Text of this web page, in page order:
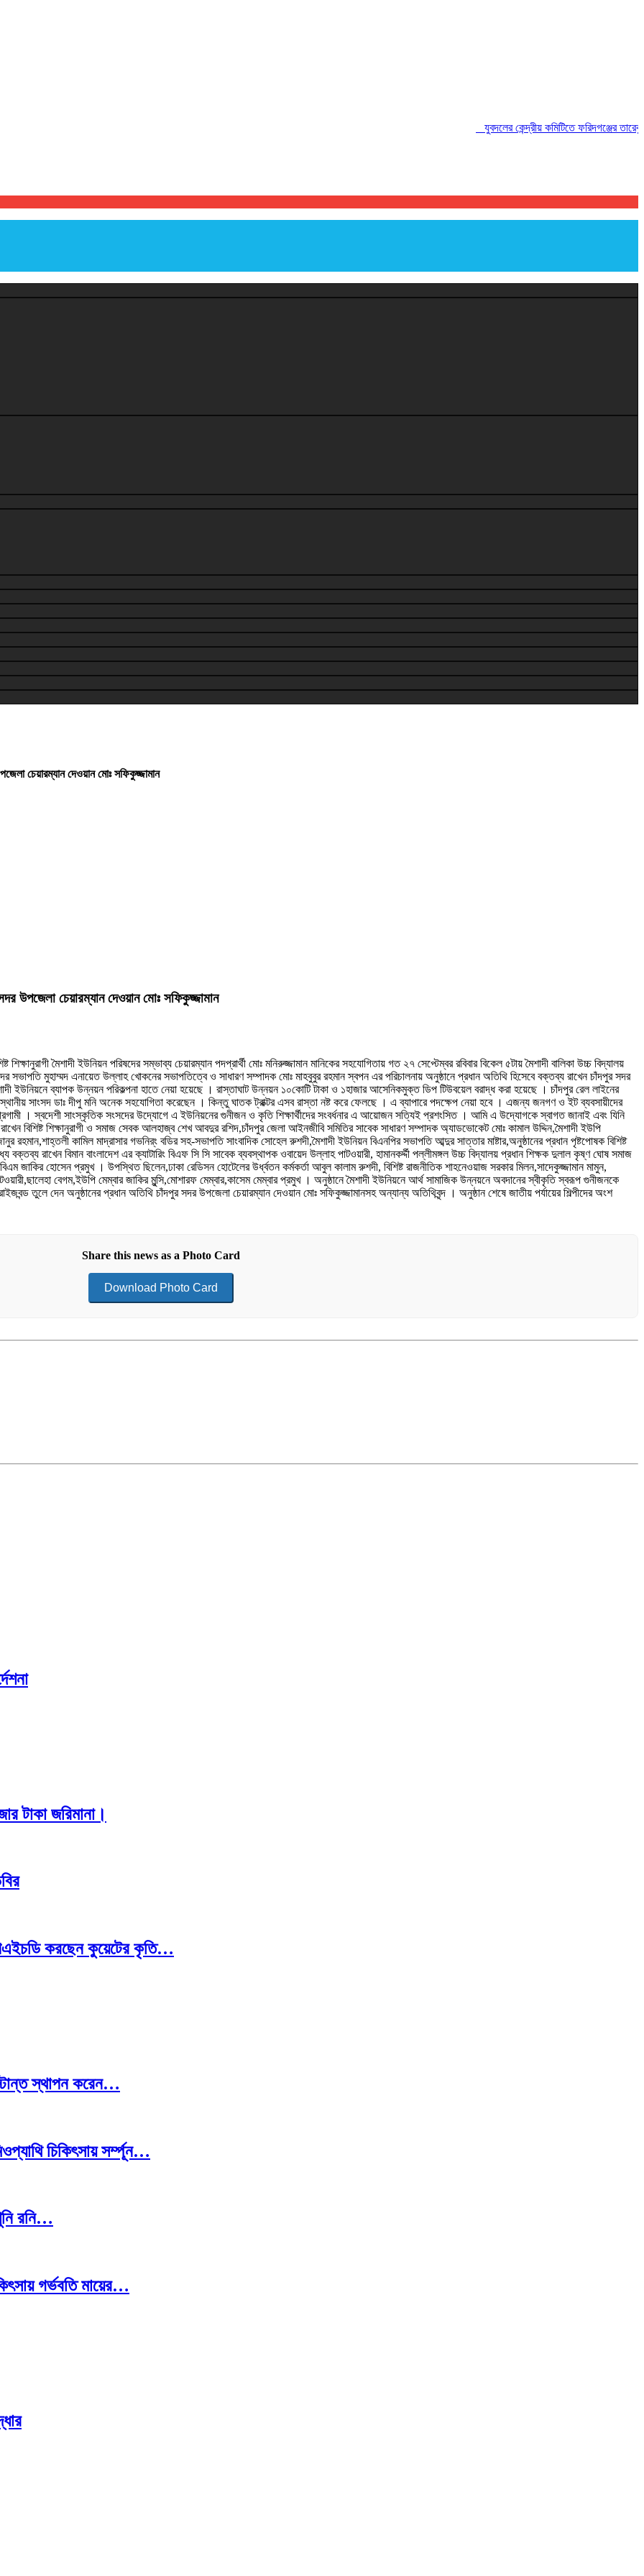
যুবদলের কেন্দ্রীয় কমিটিতে ফরিদগঞ্জের তারেকুর
চেয়ারম্যান দেওয়ান মোঃ সফিকুজ্জামান
উপজেলা চেয়ারম্যান দেওয়ান মোঃ সফিকুজ্জামান
মৈশাদী ইউনিয়ন পরিষদের সম্ভাব্য চেয়ারম্যান পদপ্রার্থী মোঃ মনিরুজ্জামান মানিকের সহযোগিতায় গত ২৭ সেপ্টেম্বর রবিবার বিকেল ৫টায় মৈশাদী বালিকা উচ্চ বিদ্যালয়
সভাপতি মুহাম্মদ এনায়েত উল্লাহ খোকনের সভাপতিত্বে ও সাধারণ সম্পাদক মোঃ মাহবুবুর রহমান স্বপন এর পরিচালনায় অনুষ্ঠানে প্রধান অতিথি হিসেবে বক্তব্য রাখেন চাঁদপুর সদর
ইউনিয়নে ব্যাপক উন্নয়ন পরিকল্পনা হাতে নেয়া হয়েছে । রাস্তাঘাট উন্নয়ন ১০কোটি টাকা ও ১হাজার আসেনিকমুক্ত ডিপ টিউবয়েল বরাদ্ধ করা হয়েছে । চাঁদপুর রেল লাইনের
স্থানীয় সাংসদ ডাঃ দীপু মনি অনেক সহযোগিতা করেছেন । কিন্তু ঘাতক ট্রাক্টর এসব রাস্তা নষ্ট করে ফেলছে । এ ব্যাপারে পদক্ষেপ নেয়া হবে । এজন্য জনগণ ও ইট ব্যবসায়ীদের
। স্বদেশী সাংস্কৃতিক সংসদের উদ্যোগে এ ইউনিয়নের গুনীজন ও কৃতি শিক্ষার্থীদের সংবর্ধনার এ আয়োজন সত্যিই প্রশংসিত । আমি এ উদ্যোগকে স্বাগত জানাই এবং যিনি
বিশিষ্ট শিক্ষানুরাগী ও সমাজ সেবক আলহাজ্ব শেখ আবদুর রশিদ,চাঁদপুর জেলা আইনজীবি সমিতির সাবেক সাধারণ সম্পাদক অ্যাডভোকেট মোঃ কামাল উদ্দিন,মৈশাদী ইউপি
কামিল মাদ্রাসার গভনির্ং বডির সহ-সভাপতি সাংবাদিক সোহেল রুশদী,মৈশাদী ইউনিয়ন বিএনপির সভাপতি আব্দুর সাত্তার মাষ্টার,অনুষ্ঠানের প্রধান পৃষ্টপোষক বিশিষ্ট
বক্তব্য রাখেন বিমান বাংলাদেশ এর ক্যাটারিং বিএফ সি সি সাবেক ব্যবস্থাপক ওবায়েদ উল্লাহ পাটওয়ারী, হামানকর্দ্দী পল্লীমঙ্গল উচ্চ বিদ্যালয় প্রধান শিক্ষক দুলাল কৃষ্ণ ঘোষ সমাজ
জাকির হোসেন প্রমুখ । উপস্থিত ছিলেন,ঢাকা রেডিসন হোটেলের উর্ধ্বতন কর্মকর্তা আবুল কালাম রুশদী, বিশিষ্ট রাজনীতিক শাহনেওয়াজ সরকার মিলন,সাদেকুজ্জামান মামুন,
বেগম,ইউপি মেম্বার জাকির মুন্সি,মোশারফ মেম্বার,কাসেম মেম্বার প্রমুখ । অনুষ্ঠানে মৈশাদী ইউনিয়নে আর্থ সামাজিক উন্নয়নে অবদানের স্বীকৃতি স্বরূপ গুনীজনকে
তুলে দেন অনুষ্ঠানের প্রধান অতিথি চাঁদপুর সদর উপজেলা চেয়ারম্যান দেওয়ান মোঃ সফিকুজ্জামানসহ অন্যান্য অতিথিবৃন্দ । অনুষ্ঠান শেষে জাতীয় পর্যায়ের শিল্পীদের অংশ
Share this news as a Photo Card
Download Photo Card
টাকা জরিমানা।
করছেন কুয়েটের কৃতি…
স্থাপন করেন…
চিকিৎসায় সর্ম্পূন…
রনি…
গর্ভবতি মায়ের…